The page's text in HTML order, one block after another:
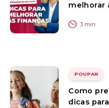
melhorar
3 min
POUPAR
Como
dicas